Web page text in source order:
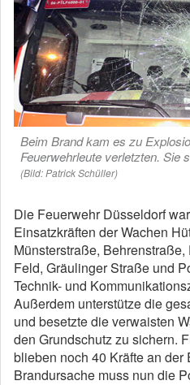
Beim Brand kam es zu
Feuerwehrleute verletzten. Sie
(Bild: Patrick Schüller)
Die Feuerwehr Düsseldorf
Einsatzkräften der Wachen
Münsterstraße,
Feld, Gräulinger Straße und
Technik- und
Außerdem unterstütze die
und besetzte die verwaisten
den Grundschutz zu sichern.
blieben noch 40 Kräfte an der
Brandursache muss nun die